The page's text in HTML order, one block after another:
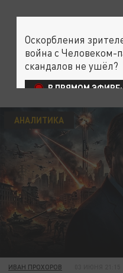
АНАЛИТИКА
ИВАН ПРОХОРОВ
Оскорбления
война с Человеком-
скандалов не ушёл?
В ПРЯМОМ ЭФИРЕ: